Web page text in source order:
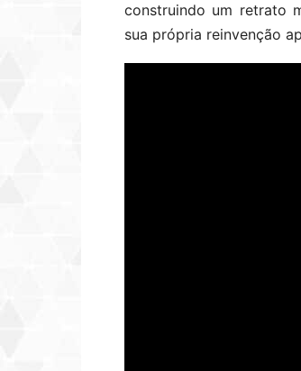
construindo um retrato
sua própria reinvenção